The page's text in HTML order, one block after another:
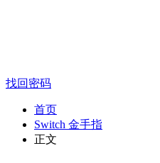
找回密码
首页
Switch 金手指
正文